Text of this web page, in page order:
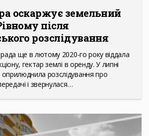
оскаржує земельний
після
розслідування
рада ще в лютому 2020-го року віддала
гектар землі в оренду. У липні
розслідування про
і звернулася…